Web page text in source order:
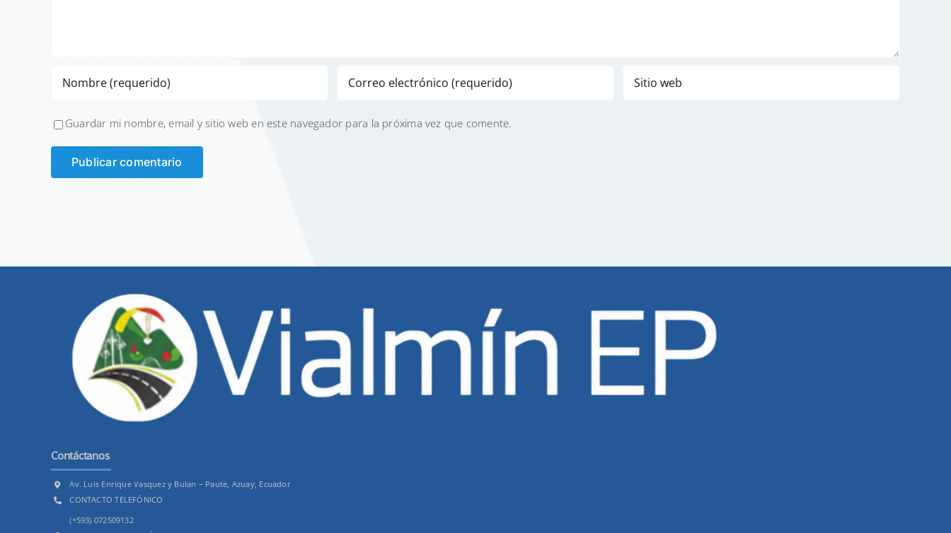
Guardar mi nombre, email y sitio web en este navegador para la próxima vez que comente.
Contáctanos
Av. Luis Enrique Vasquez y Bulan – Paute, Azuay, Ecuador
CONTACTO TELEFÓNICO
(+593) 072509132